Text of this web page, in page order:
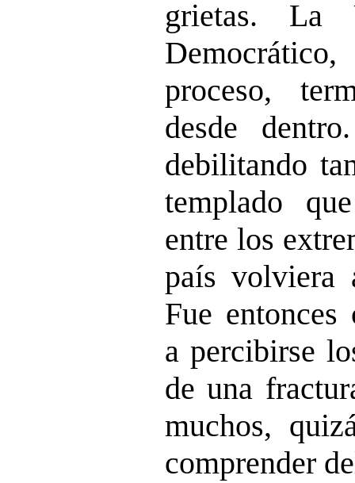
grietas. La
proceso,
desde
debilitando
templado
entre los
país volviera
Fue entonces
a percibirse
de una
muchos,
comprender